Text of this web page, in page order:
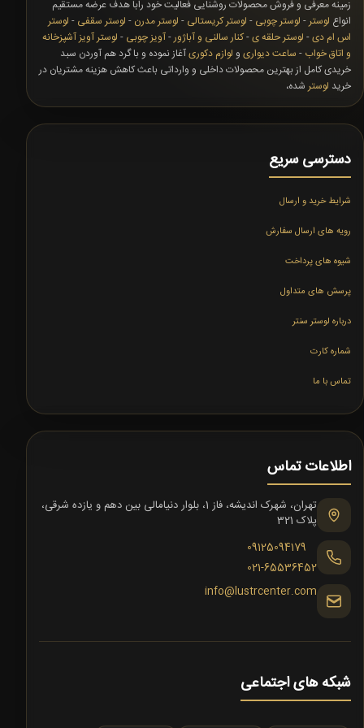
زمینه معرفی و فروش محصولات روشنایی فعالیت خود رابا هدف عرضه مستقیم
انواع لوستر - لوستر چوبی - لوستر کریستالی - لوستر مدرن - لوستر سقفی - لوستر
اس ام دی- لوستر حلقه ی-کنار سالنی و آباژور-آویز چوبی - لوستر آویز آشپزخانه
و اتاق خواب - ساعت دیواری و لوازم دکوریآغاز نموده و با گرد هم آوردن سبد
خریدی کامل از بهترین محصولات داخلی و وارداتی باعث کاهش هزینه مشتریان در
خرید لوستر شده،
دسترسی سریع
شرایط خرید و ارسال
رویه های ارسال سفارش
شیوه های پرداخت
پرسش های متداول
درباره لوستر سنتر
شماره کارت
تماس با ما
اطلاعات تماس
تهران، شهرک اندیشه، فاز 1، بلوار دنیامالی بین دهم و یازده شرقی،
پلاک 321
09125094179
021-65536452
info@lustrcenter.com
شبکه های اجتماعی